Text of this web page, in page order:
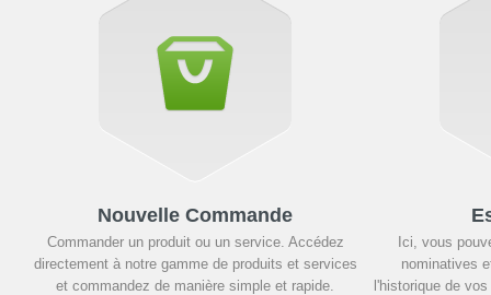
Nouvelle Commande
Commander un produit ou un service. Accédez
directement à notre gamme de produits et services
et commandez de manière simple et rapide.
Ici, vous
nominatives
l'historique de